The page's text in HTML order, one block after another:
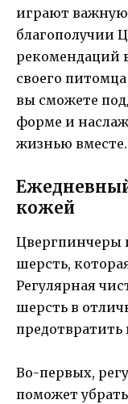
играют важную
благополучии
рекомендаций
своего
вы сможете
форме и
жизнью вместе.
кожей
Цвергпинчеры
шерсть,
Регулярная
шерсть в
Во-первых,
поможет